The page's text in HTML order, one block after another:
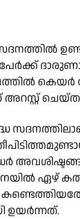
സദനത്തിൽ
അറസ്റ്റ്
ഏഴ്
ഉയർന്നത്.